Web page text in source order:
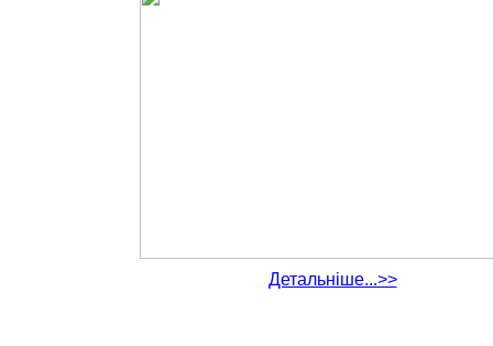
Детальніше...>>